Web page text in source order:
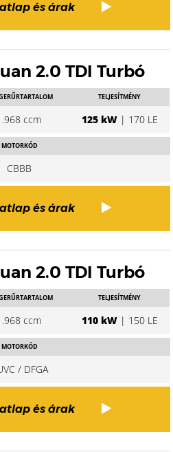
és árak
2.0 TDI Turbó
ccm
TELJESÍTMÉNY
125 kW| 170 LE
MOTORKÓD
CBBB
és árak
2.0 TDI Turbó
ccm
TELJESÍTMÉNY
110 kW| 150 LE
MOTORKÓD
/ DFGA
és árak